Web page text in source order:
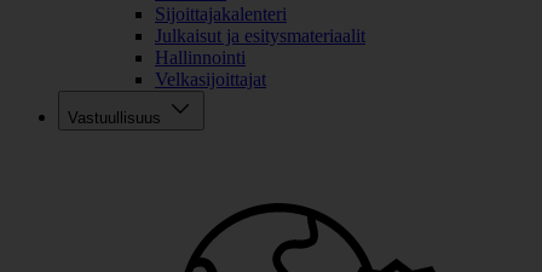
Sijoittajakalenteri
Julkaisut ja esitysmateriaalit
Hallinnointi
Velkasijoittajat
Vastuullisuus